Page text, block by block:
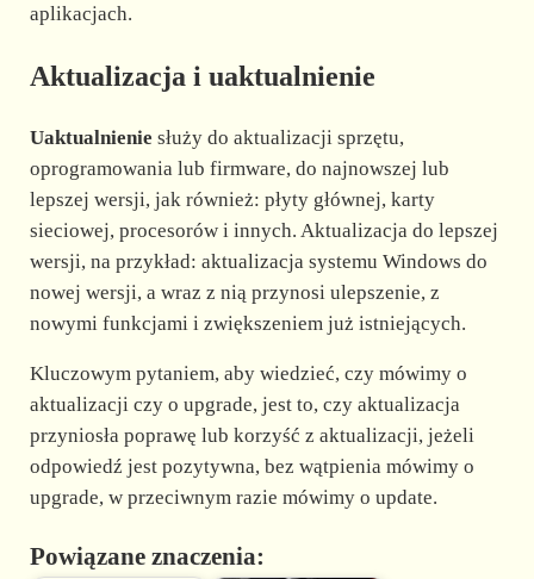
aplikacjach.
Aktualizacja i uaktualnienie
Uaktualnienie służy do aktualizacji sprzętu,
oprogramowania lub firmware, do najnowszej lub
lepszej wersji, jak również: płyty głównej, karty
sieciowej, procesorów i innych. Aktualizacja do lepszej
wersji, na przykład: aktualizacja systemu Windows do
nowej wersji, a wraz z nią przynosi ulepszenie, z
nowymi funkcjami i zwiększeniem już istniejących.
Kluczowym pytaniem, aby wiedzieć, czy mówimy o
aktualizacji czy o upgrade, jest to, czy aktualizacja
przyniosła poprawę lub korzyść z aktualizacji, jeżeli
odpowiedź jest pozytywna, bez wątpienia mówimy o
upgrade, w przeciwnym razie mówimy o update.
Powiązane znaczenia: